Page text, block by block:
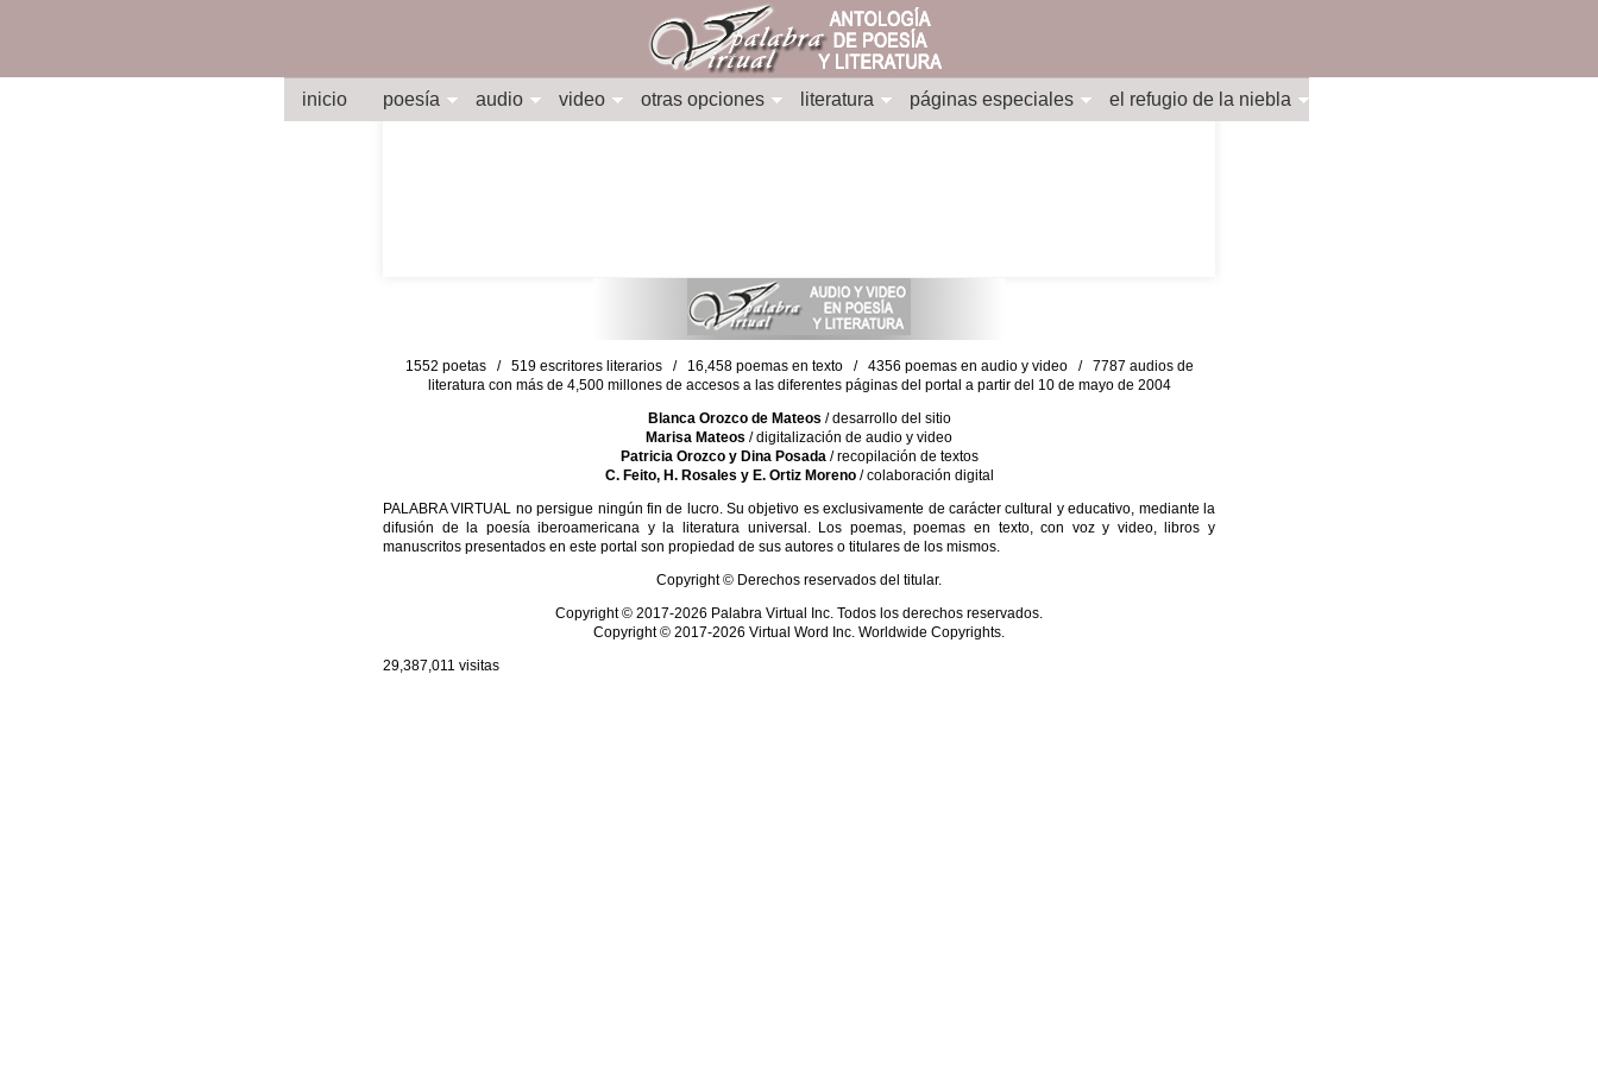
inicio poesía audio video otras opciones literatura páginas especiales el refugio de la niebla
1552 poetas / 519 escritores literarios / 16,458 poemas en texto / 4356 poemas en audio y video / 7787 audios de
literatura con más de 4,500 millones de accesos a las diferentes páginas del portal a partir del 10 de mayo de 2004
Blanca Orozco de Mateos / desarrollo del sitio
Marisa Mateos / digitalización de audio y video
Patricia Orozco y Dina Posada/ recopilación de textos
C. Feito, H. Rosales y E. Ortiz Moreno/ colaboración digital
PALABRA VIRTUAL no persigue ningún fin de lucro. Su objetivo es exclusivamente de carácter cultural y educativo, mediante la
difusión de la poesía iberoamericana y la literatura universal. Los poemas, poemas en texto, con voz y video, libros y
manuscritos presentados en este portal son propiedad de sus autores o titulares de los mismos.
Copyright © Derechos reservados del titular.
Copyright © 2017-2026 Palabra Virtual Inc. Todos los derechos reservados.
Copyright © 2017-2026 Virtual Word Inc. Worldwide Copyrights.
29,387,011 visitas